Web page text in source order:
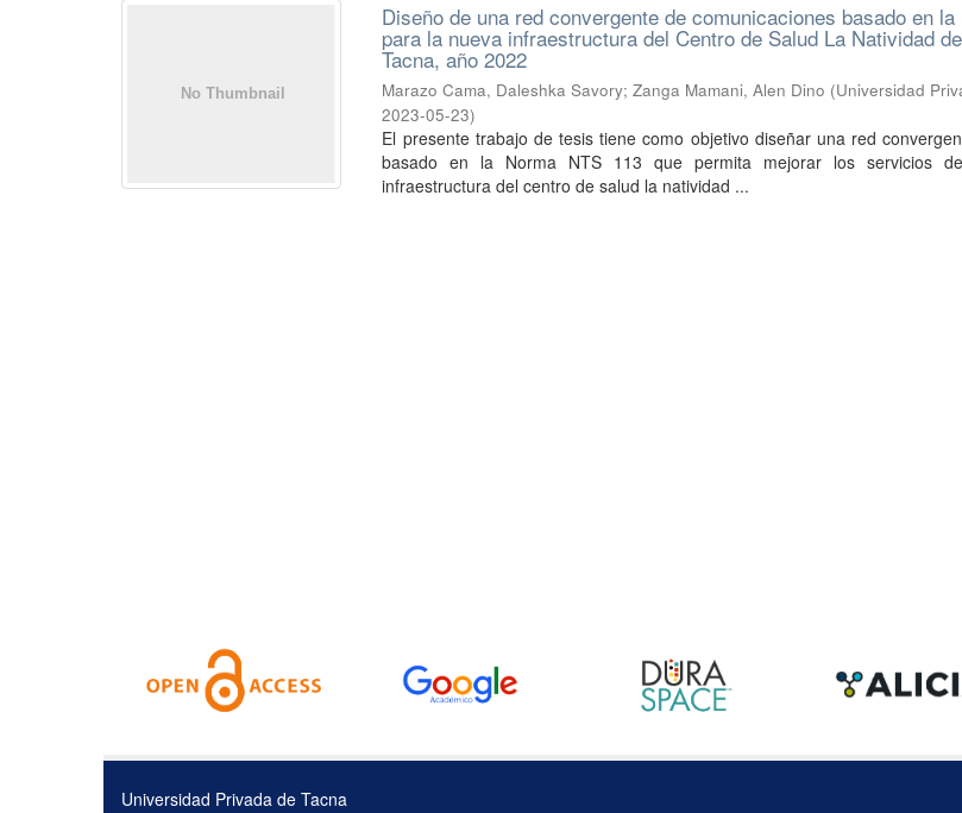
Diseño de una red convergente de comunicaciones basado en
para la nueva infraestructura del Centro de Salud La Natividad
Tacna, año 2022
Marazo Cama, Daleshka Savory;Zanga Mamani, Alen Dino (Universidad
2023-05-23)
El presente trabajo de tesis tiene como objetivo diseñar una red
basado en la Norma NTS 113 que permita mejorar los servicios
infraestructura del centro de salud la natividad ...
Universidad Privada de Tacna